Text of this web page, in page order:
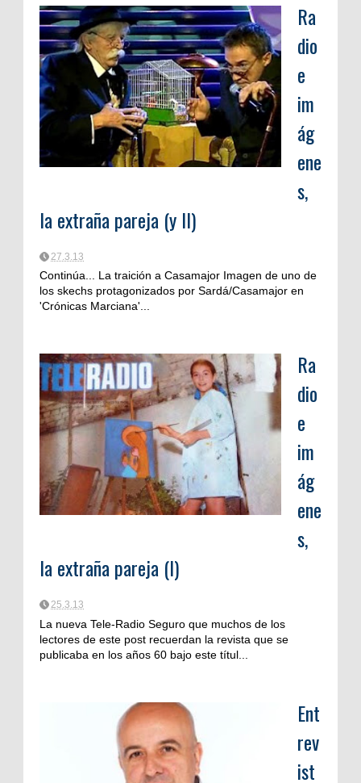
Ra
dio
e
im
ág
ene
s,
la extraña pareja (y II)
27.3.13
Continúa... La traición a Casamajor Imagen de uno de
los skechs protagonizados por Sardá/Casamajor en
'Crónicas Marciana'...
Ra
dio
e
im
ág
ene
s,
la extraña pareja (I)
25.3.13
La nueva Tele-Radio Seguro que muchos de los
lectores de este post recuerdan la revista que se
publicaba en los años 60 bajo este títul...
Ent
rev
ist